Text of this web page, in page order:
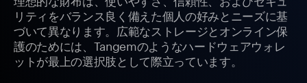
リティをバランス良く備えた個人の好みとニーズに基
づいて異なります。広範なストレージとオンライン保
護のためには、Tangemのようなハードウェアウォレ
ットが最上の選択肢として際立っています。